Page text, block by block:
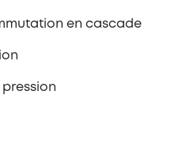
en cascade